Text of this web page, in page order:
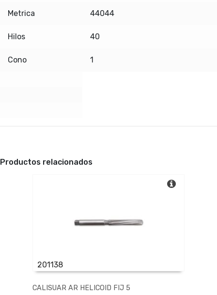
Metrica 44044
Hilos 40
Cono 1
Productos relacionados
201138
CALISUAR AR HELICOID FIJ 5